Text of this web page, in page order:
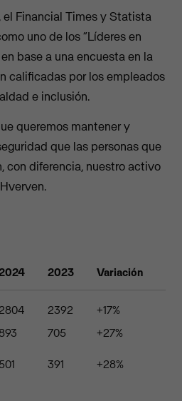
Financial Times y Statista
uno de los “Líderes en
base a una encuesta en la
calificadas por los empleados
e inclusión.
queremos mantener y
que las personas que
con diferencia, nuestro activo
2023 Variación
2804 2392
+17%
705
+27%
501 391 +28%